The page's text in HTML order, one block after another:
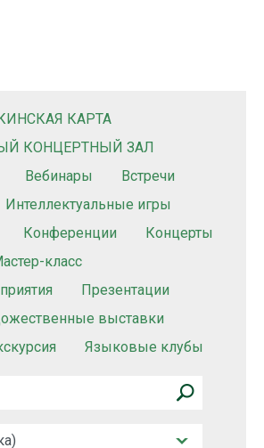
КАРТА
КОНЦЕРТНЫЙ ЗАЛ
Вебинары
Встречи
Интеллектуальные игры
Конференции
Концерты
класс
Презентации
выставки
Языковые клубы